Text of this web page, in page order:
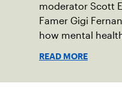
moderator Scott
Famer Gigi
how mental
READ MORE